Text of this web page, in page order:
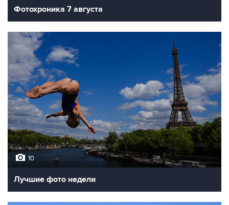
Фотохроника 7 августа
10
Лучшие фото недели